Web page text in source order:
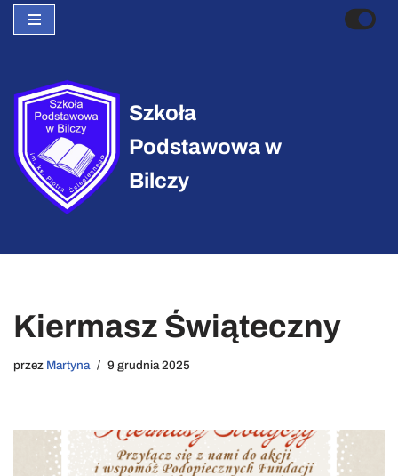
treści
Szkoła
Podstawowa w
Bilczy
Kiermasz Świąteczny
przez Martyna 9 grudnia 2025